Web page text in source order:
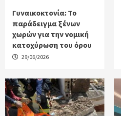
Γυναικοκτονία: Το
παράδειγμα ξένων
χωρών για την νομική
κατοχύρωση του όρου
29/06/2026